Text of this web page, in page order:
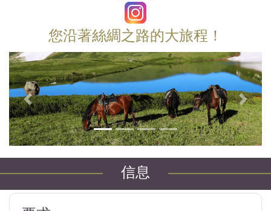
您沿著絲綢之路的大旅程！
以前的 下一個
信息